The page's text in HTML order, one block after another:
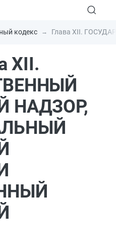
кодекс Глава XII.
XII.
НАДЗОР,